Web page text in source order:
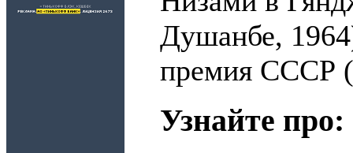
Душанбе,
премия СССР
Узнайте про: